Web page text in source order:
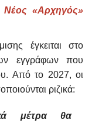
Νέος «Αρχηγός»
έγκειται στο
εγγράφων που
Από το 2027, οι
ριζικά:
μέτρα θα